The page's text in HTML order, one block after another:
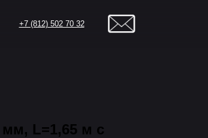
+7 (812) 502 70 32
L=1,65 м с